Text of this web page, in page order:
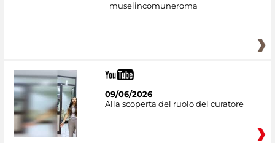
museiincomuneroma
09/06/2026
Alla scoperta del ruolo del curatore